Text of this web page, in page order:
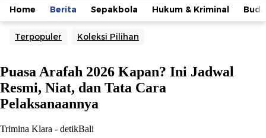
Home Berita Sepakbola Hukum & Kriminal
Terpopuler Koleksi Pilihan
Puasa Arafah 2026 Kapan? Ini Jadwal
Resmi, Niat, dan Tata Cara
Pelaksanaannya
Trimina Klara - detikBali